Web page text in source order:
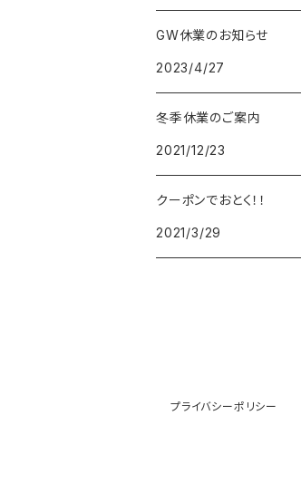
DISNEY
FOREVER
CLUSE
KAPTEN&SON
DUNHILL
BEAMZSQUARE
TOMMY HILFIGER
その他
MICHAEL KORS
MARC JACOBS
DIESEL
PAUL SMITH
ATLANTIC STARS
VIVIENNE WESTWOOD
POLO RALPH LAUREN
MONCLER
BROMPTON
HAMILTON
INCASE
GREGORY
TANACOCORO
WOODEN
CASIO
Micol
GW休業のお知らせ
2023/4/27
冬季休業のご案内
2021/12/23
クーポンでおとく！！
2021/3/29
プライバシーポリシー